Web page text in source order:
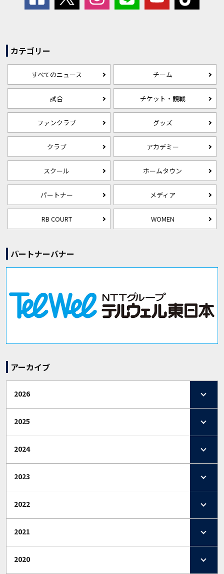
カテゴリー
すべてのニュース チーム
試合 チケット・観戦
ファンクラブ グッズ
クラブ アカデミー
スクール ホームタウン
パートナー メディア
RB COURT WOMEN
パートナーバナー
アーカイブ
2026
2025
2024
2023
2022
2021
2020